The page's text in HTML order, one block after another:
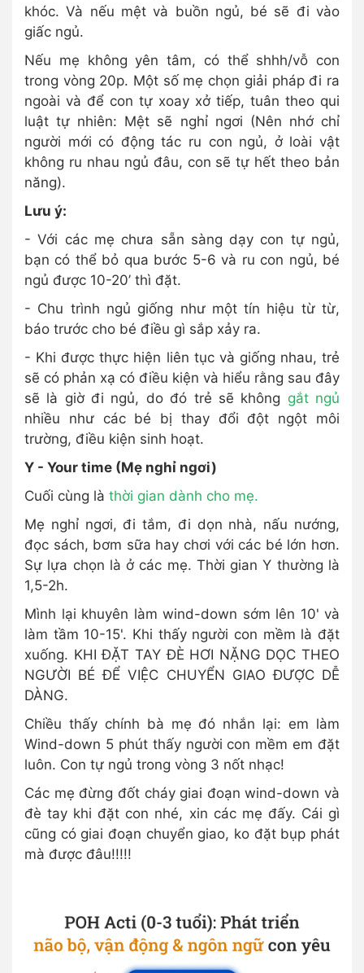
khóc. Và nếu mệt và buồn ngủ, bé sẽ đi vào
giấc ngủ.
Nếu mẹ không yên tâm, có thể shhh/vỗ con
trong vòng 20p. Một số mẹ chọn giải pháp đi ra
ngoài và để con tự xoay xở tiếp, tuân theo qui
luật tự nhiên: Mệt sẽ nghỉ ngơi (Nên nhớ chỉ
người mới có động tác ru con ngủ, ở loài vật
không ru nhau ngủ đâu, con sẽ tự hết theo bản
năng).
Lưu ý:
- Với các mẹ chưa sẵn sàng dạy con tự ngủ,
bạn có thể bỏ qua bước 5-6 và ru con ngủ, bé
ngủ được 10-20’ thì đặt.
- Chu trình ngủ giống như một tín hiệu từ từ,
báo trước cho bé điều gì sắp xảy ra.
- Khi được thực hiện liên tục và giống nhau, trẻ
sẽ có phản xạ có điều kiện và hiểu rằng sau đây
sẽ là giờ đi ngủ, do đó trẻ sẽ không gắt ngủ
nhiều như các bé bị thay đổi đột ngột môi
trường, điều kiện sinh hoạt.
Y - Your time (Mẹ nghỉ ngơi)
Cuối cùng là thời gian dành cho mẹ.
Mẹ nghỉ ngơi, đi tắm, đi dọn nhà, nấu nướng,
đọc sách, bơm sữa hay chơi với các bé lớn hơn.
Sự lựa chọn là ở các mẹ. Thời gian Y thường là
1,5-2h.
Mình lại khuyên làm wind-down sớm lên 10' và
làm tầm 10-15'. Khi thấy người con mềm là đặt
xuống. KHI ĐẶT TAY ĐÈ HƠI NẶNG DỌC THEO
NGƯỜI BÉ ĐỂ VIỆC CHUYỂN GIAO ĐƯỢC DỄ
DÀNG.
Chiều thấy chính bà mẹ đó nhắn lại: em làm
Wind-down 5 phút thấy người con mềm em đặt
luôn. Con tự ngủ trong vòng 3 nốt nhạc!
Các mẹ đừng đốt cháy giai đoạn wind-down và
đè tay khi đặt con nhé, xin các mẹ đấy. Cái gì
cũng có giai đoạn chuyển giao, ko đặt bụp phát
mà được đâu!!!!!